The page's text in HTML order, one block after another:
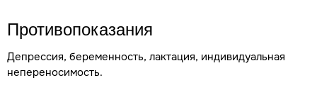
Противопоказания
Депрессия, беременность, лактация, индивидуальная
непереносимость.